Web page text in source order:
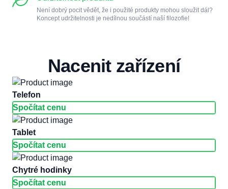
Není dobrý pocit vědět, že i použité produkty mohou sloužit dál?
Koncept udržitelnosti je nedílnou součástí naší filozofie!
Nacenit zařízení
telefon
Spočítat cenu
tablet
Spočítat cenu
chytré hodinky
Spočítat cenu